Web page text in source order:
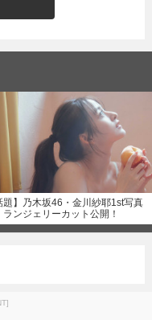
題】乃木坂46・金川紗耶1st写真
ランジェリーカット公開！